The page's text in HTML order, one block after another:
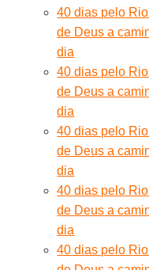
40 dias pelo
de Deus a
dia
40 dias pelo
de Deus a
dia
40 dias pelo
de Deus a
dia
40 dias pelo
de Deus a
dia
40 dias pelo